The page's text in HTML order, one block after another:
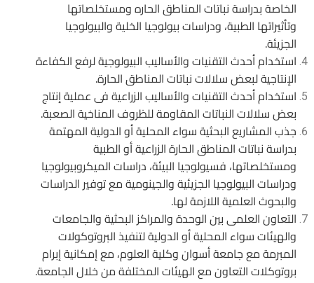
الخاصة بدراسة نباتات المناطق الحاره ومستخلصاتها
وتأثيراتها الطبية، ودراسات بيولوجيا الخلية والبيولوجيا
الجزيئة.
استخدام أحدث التقنيات والأساليب البيولوجية لرفع الكفاءة
الإنتاجية لبعض سلالات نباتات المناطق الحارة.
استخدام أحدث التقنيات والأساليب الزراعية فى عملية إنتاج
بعض سلالات النباتات المقاومة للظروف المناخية الصعبة.
جذب المشاريع البحثية سواء المحلية أو الدولية المهتمة
بدراسة نباتات المناطق الحارة الزراعية أو الطبية
ومستخلصاتها، فسيولوجيا البيئة، دراسات الميكروبيولوجيا
ودراسات البيولوجيا الجزيئية والجينومية مع توفير الدراسات
والبحوث العلمية اللازمة لها.
التعاون العلمى بين الوحدة والمراكز البحثية والجامعات
والهيئات سواء المحلية أو الدولية لتنفيذ البروتوكولات
المبرمة مع جامعة أسوان وكلية العلوم، مع إمكانية إبرام
بروتوكلات التعاون مع الهيئات المختلفة من خلال الجامعة.